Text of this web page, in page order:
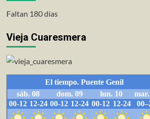
Faltan 180 días
Vieja Cuaresmera